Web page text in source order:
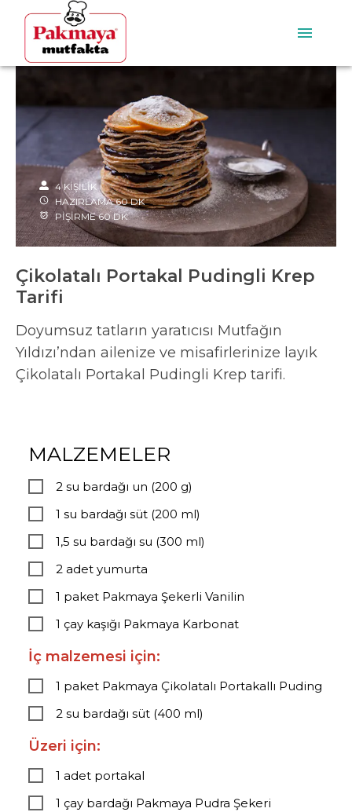
4 KİŞİLİK
HAZIRLAMA 60 DK
PİŞİRME 60 DK
Çikolatalı Portakal Pudingli Krep
Tarifi
Doyumsuz tatların yaratıcısı Mutfağın
Yıldızı’ndan ailenize ve misafirlerinize layık
Çikolatalı Portakal Pudingli Krep tarifi.
MALZEMELER
2 su bardağı un (200 g)
1 su bardağı süt (200 ml)
1,5 su bardağı su (300 ml)
2 adet yumurta
1 paket Pakmaya Şekerli Vanilin
1 çay kaşığı Pakmaya Karbonat
İç malzemesi için:
1 paket Pakmaya Çikolatalı Portakallı Puding
2 su bardağı süt (400 ml)
Üzeri için:
1 adet portakal
1 çay bardağı Pakmaya Pudra Şekeri